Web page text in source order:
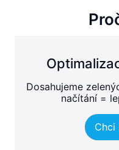
Dosahujeme
načítání =
Chci